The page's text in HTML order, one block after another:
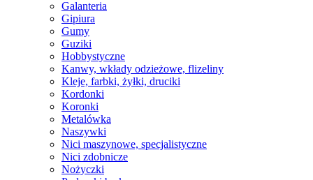
Galanteria
Gipiura
Gumy
Guziki
Hobbystyczne
Kanwy, wkłady odzieżowe, flizeliny
Kleje, farbki, żyłki, druciki
Kordonki
Koronki
Metalówka
Naszywki
Nici maszynowe, specjalistyczne
Nici zdobnicze
Nożyczki